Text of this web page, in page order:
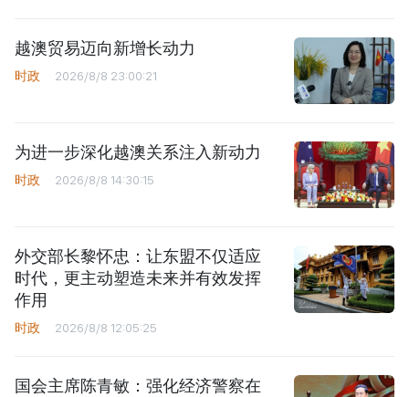
越澳贸易迈向新增长动力
时政 2026/8/8 23:00:21
为进一步深化越澳关系注入新动力
时政 2026/8/8 14:30:15
外交部长黎怀忠：让东盟不仅适应
时代，更主动塑造未来并有效发挥
作用
时政 2026/8/8 12:05:25
国会主席陈青敏：强化经济警察在